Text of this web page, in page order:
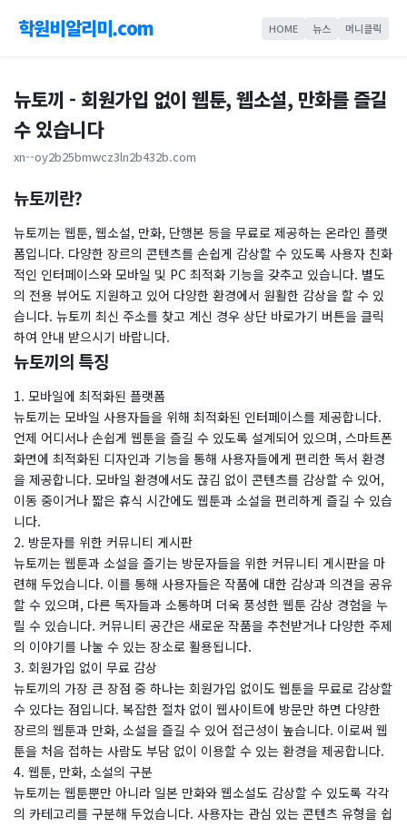
학원비알리미.com HOME 뉴스 머니클릭
뉴토끼 - 회원가입 없이 웹툰, 웹소설, 만화를 즐길
수 있습니다
xn--oy2b25bmwcz3ln2b432b.com
뉴토끼란?
뉴토끼는 웹툰, 웹소설, 만화, 단행본 등을 무료로 제공하는 온라인 플랫
폼입니다. 다양한 장르의 콘텐츠를 손쉽게 감상할 수 있도록 사용자 친화
적인 인터페이스와 모바일 및 PC 최적화 기능을 갖추고 있습니다. 별도
의 전용 뷰어도 지원하고 있어 다양한 환경에서 원활한 감상을 할 수 있
습니다. 뉴토끼 최신 주소를 찾고 계신 경우 상단 바로가기 버튼을 클릭
하여 안내 받으시기 바랍니다.
뉴토끼의 특징
1. 모바일에 최적화된 플랫폼
뉴토끼는 모바일 사용자들을 위해 최적화된 인터페이스를 제공합니다.
언제 어디서나 손쉽게 웹툰을 즐길 수 있도록 설계되어 있으며, 스마트폰
화면에 최적화된 디자인과 기능을 통해 사용자들에게 편리한 독서 환경
을 제공합니다. 모바일 환경에서도 끊김 없이 콘텐츠를 감상할 수 있어,
이동 중이거나 짧은 휴식 시간에도 웹툰과 소설을 편리하게 즐길 수 있습
니다.
2. 방문자를 위한 커뮤니티 게시판
뉴토끼는 웹툰과 소설을 즐기는 방문자들을 위한 커뮤니티 게시판을 마
련해 두었습니다. 이를 통해 사용자들은 작품에 대한 감상과 의견을 공유
할 수 있으며, 다른 독자들과 소통하며 더욱 풍성한 웹툰 감상 경험을 누
릴 수 있습니다. 커뮤니티 공간은 새로운 작품을 추천받거나 다양한 주제
의 이야기를 나눌 수 있는 장소로 활용됩니다.
3. 회원가입 없이 무료 감상
뉴토끼의 가장 큰 장점 중 하나는 회원가입 없이도 웹툰을 무료로 감상할
수 있다는 점입니다. 복잡한 절차 없이 웹사이트에 방문만 하면 다양한
장르의 웹툰과 만화, 소설을 즐길 수 있어 접근성이 높습니다. 이로써 웹
툰을 처음 접하는 사람도 부담 없이 이용할 수 있는 환경을 제공합니다.
4. 웹툰, 만화, 소설의 구분
뉴토끼는 웹툰뿐만 아니라 일본 만화와 웹소설도 감상할 수 있도록 각각
의 카테고리를 구분해 두었습니다. 사용자는 관심 있는 콘텐츠 유형을 쉽